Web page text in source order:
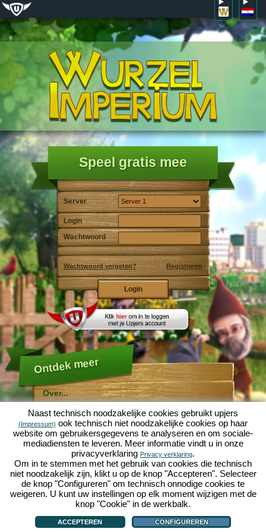
Speel gratis mee
Server
Login
Wachtwoord
Wachtwoord vergeten? Registreren
Ontdek meer
Over...
Molehill Empire ...
... is een leuke economische simulatie, die draait om
een microcosmos tuin. Als gratis browersspel speelt
het af in je webbowers, zonder extra downloads of
software!
Met de hulp van een ijverige tuinkabouter, kun je zelf je
eigen tuin van Eden namaken. Sla, wortelen, aardbeien,
spinazie of uien - Je mag zelf beslissen welke planten je
wilt kweken. Bezoek de vriendelijke stedenTuinzicht en
Bloesemdorpom te handelen met andere spelers, het
kopen van nieuwe planten en decoraties om je tuin op
te fleuren, lever aan je klanten en zorg er voor dat je
goede vrienden wordt met je buren... anders wordt je
wakker en is je tuin omgeploegd door een leger mollen!
Forum|Hulp|Contact/Voorwaarden/Privacy|upjers GmbH|Cookies beheren
Naast technisch noodzakelijke cookies gebruikt upjers
(Impressum) ook technisch niet noodzakelijke cookies op haar
website om gebruikersgegevens te analyseren en om sociale-
mediadiensten te leveren. Meer informatie vindt u in onze
privacyverklaring Privacy verklaring.
Om in te stemmen met het gebruik van cookies die technisch
niet noodzakelijk zijn, klikt u op de knop "Accepteren". Selecteer
de knop "Configureren" om technisch onnodige cookies te
weigeren. U kunt uw instellingen op elk moment wijzigen met de
knop "Cookie" in de werkbalk.
ACCEPTEREN CONFIGUREREN